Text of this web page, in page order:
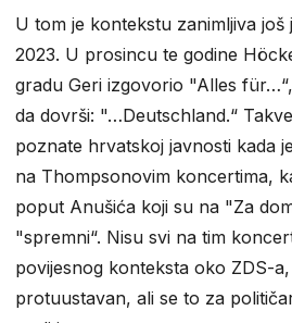
U tom je kontekstu zanimljiva još
2023. U prosincu te godine
gradu Geri izgovorio "Alles
da dovrši: "…Deutschland.“
poznate hrvatskoj javnosti kada
na Thompsonovim koncertima,
poput Anušića koji su na "Za
"spremni“. Nisu svi na tim
povijesnog konteksta oko ZDS-
protuustavan, ali se to za